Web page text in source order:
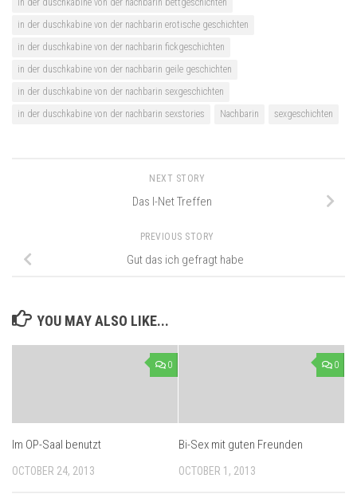
in der duschkabine von der nachbarin bettgeschichten
in der duschkabine von der nachbarin erotische geschichten
in der duschkabine von der nachbarin fickgeschichten
in der duschkabine von der nachbarin geile geschichten
in der duschkabine von der nachbarin sexgeschichten
in der duschkabine von der nachbarin sexstories
Nachbarin sexgeschichten
NEXT STORY
Das I-Net Treffen
PREVIOUS STORY
Gut das ich gefragt habe
YOU MAY ALSO LIKE...
0
Im OP-Saal benutzt
OCTOBER 24, 2013
0
Bi-Sex mit guten Freunden
OCTOBER 1, 2013